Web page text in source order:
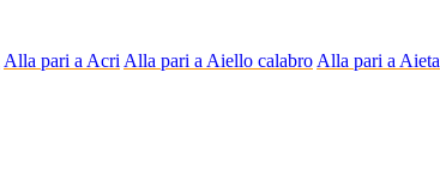
Alla pari a Acri Alla pari a Aiello calabro Alla pari a Aieta